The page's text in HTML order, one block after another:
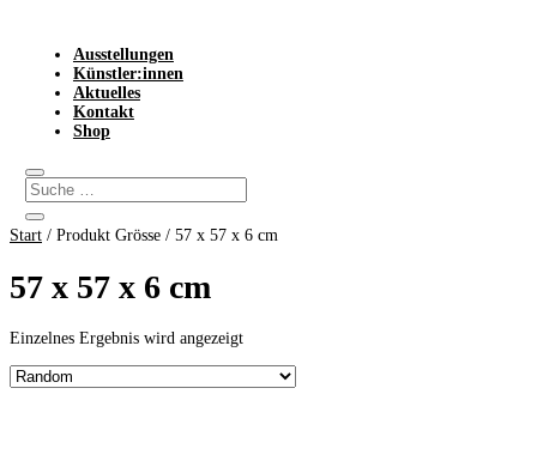
Ausstellungen
Künstler:innen
Aktuelles
Kontakt
Shop
Start / Produkt Grösse / 57 x 57 x 6 cm
57 x 57 x 6 cm
Einzelnes Ergebnis wird angezeigt